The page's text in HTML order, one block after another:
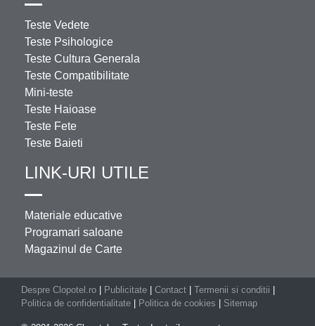
Teste Vedete
Teste Psihologice
Teste Cultura Generala
Teste Compatibilitate
Mini-teste
Teste Haioase
Teste Fete
Teste Baieti
LINK-URI UTILE
Materiale educative
Programari saloane
Magazinul de Carte
Despre Clopotel.ro Publicitate Contact Termenii si conditii
Politica de confidentialitate
Politica de cookies Sitemap